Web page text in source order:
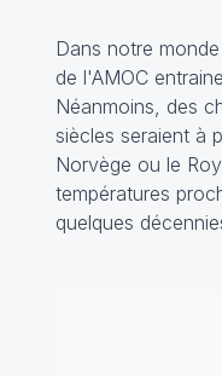
Dans notre
de l'AMOC
Néanmoins, des
siècles seraient à
Norvège ou le
températures
quelques